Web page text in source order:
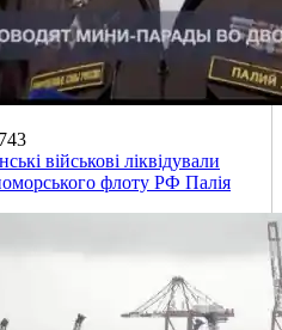
військові ліквідували
флоту РФ Палія